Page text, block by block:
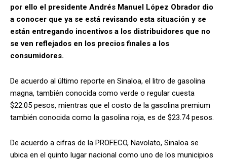
por ello el presidente Andrés Manuel López Obrador dio
a conocer que ya se está revisando esta situación y se
están entregando incentivos a los distribuidores que no
se ven reflejados en los precios finales a los
consumidores.
De acuerdo al último reporte en Sinaloa, el litro de gasolina
magna, también conocida como verde o regular cuesta
$22.05 pesos, mientras que el costo de la gasolina premium
también conocida como la gasolina roja, es de $23.74 pesos.
De acuerdo a cifras de la PROFECO, Navolato, Sinaloa se
ubica en el quinto lugar nacional como uno de los municipios